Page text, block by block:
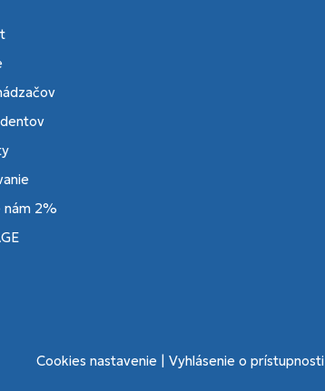
nám 2%
Cookies nastavenie | Vyhlásenie o prístupnosti